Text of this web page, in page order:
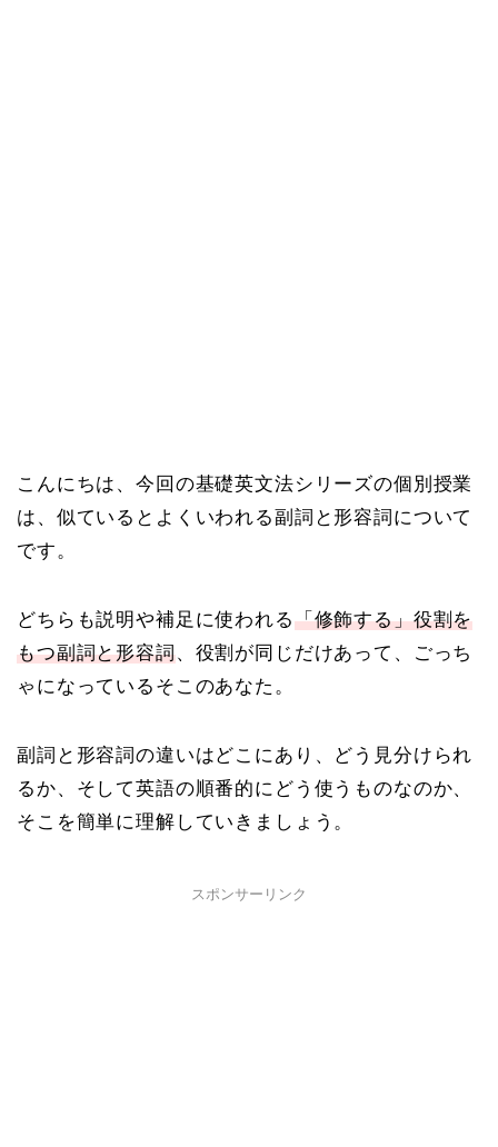
こんにちは、今回の基礎英文法シリーズの個別授業
は、似ているとよくいわれる副詞と形容詞について
です。
どちらも説明や補足に使われる「修飾する」役割を
もつ副詞と形容詞、役割が同じだけあって、ごっち
ゃになっているそこのあなた。
副詞と形容詞の違いはどこにあり、どう見分けられ
るか、そして英語の順番的にどう使うものなのか、
そこを簡単に理解していきましょう。
スポンサーリンク